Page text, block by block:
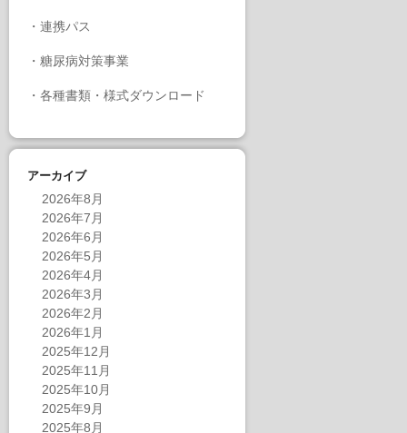
・ 連携パス
・ 糖尿病対策事業
・ 各種書類・様式ダウンロード
アーカイブ
2026年8月
2026年7月
2026年6月
2026年5月
2026年4月
2026年3月
2026年2月
2026年1月
2025年12月
2025年11月
2025年10月
2025年9月
2025年8月